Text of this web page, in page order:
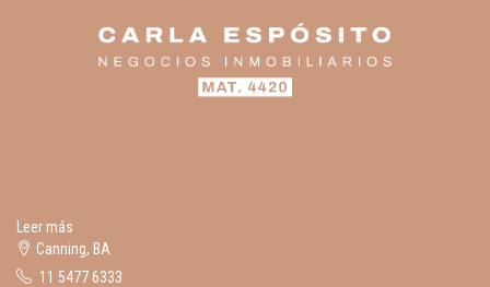
Leer más
Canning, BA
11 5477 6333